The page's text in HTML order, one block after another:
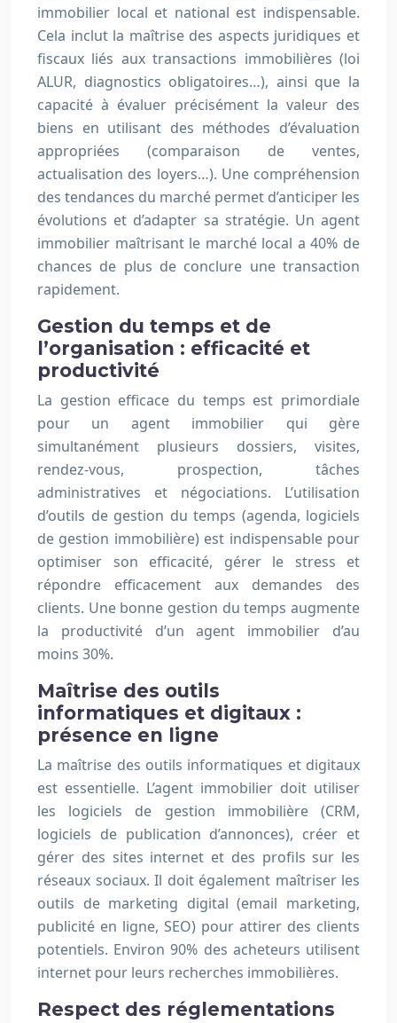
immobilier local et national est indispensable.
Cela inclut la maîtrise des aspects juridiques et
fiscaux liés aux transactions immobilières (loi
ALUR, diagnostics obligatoires…), ainsi que la
capacité à évaluer précisément la valeur des
biens en utilisant des méthodes d’évaluation
appropriées (comparaison de ventes,
actualisation des loyers…). Une compréhension
des tendances du marché permet d’anticiper les
évolutions et d’adapter sa stratégie. Un agent
immobilier maîtrisant le marché local a 40% de
chances de plus de conclure une transaction
rapidement.
Gestion du temps et de
l’organisation : efficacité et
productivité
La gestion efficace du temps est primordiale
pour un agent immobilier qui gère
simultanément plusieurs dossiers, visites,
rendez-vous, prospection, tâches
administratives et négociations. L’utilisation
d’outils de gestion du temps (agenda, logiciels
de gestion immobilière) est indispensable pour
optimiser son efficacité, gérer le stress et
répondre efficacement aux demandes des
clients. Une bonne gestion du temps augmente
la productivité d’un agent immobilier d’au
moins 30%.
Maîtrise des outils
informatiques et digitaux :
présence en ligne
La maîtrise des outils informatiques et digitaux
est essentielle. L’agent immobilier doit utiliser
les logiciels de gestion immobilière (CRM,
logiciels de publication d’annonces), créer et
gérer des sites internet et des profils sur les
réseaux sociaux. Il doit également maîtriser les
outils de marketing digital (email marketing,
publicité en ligne, SEO) pour attirer des clients
potentiels. Environ 90% des acheteurs utilisent
internet pour leurs recherches immobilières.
Respect des réglementations